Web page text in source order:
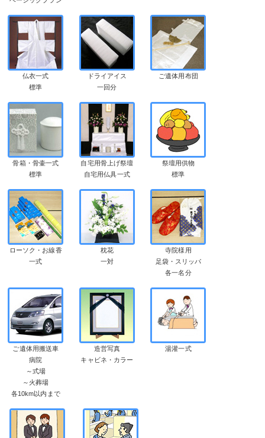
仏衣一式
標準
ドライアイス
一回分
ご遺体用布団
骨箱・骨壷一式
標準
自宅用骨上げ祭壇
自宅用仏具一式
祭壇用供物
標準
ローソク・お線香
一式
枕花
一対
寺院様用
足袋・スリッパ
各一名分
ご遺体用搬送車
病院
～式場
～火葬場
各10km以内まで
造営写真
キャビネ・カラー
湯灌一式